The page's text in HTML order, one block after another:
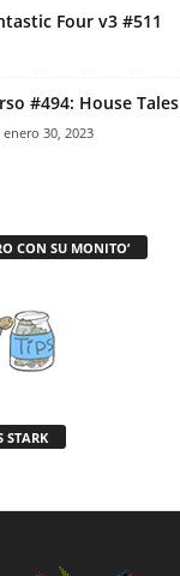
Four v3 #511
#494: House Tales
enero 30, 2023
CON SU MONITO’
STARK